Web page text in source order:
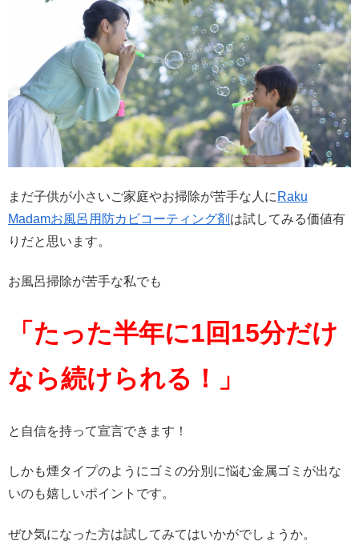
まだ子供が小さいご家庭やお掃除が苦手な人に Raku
Madamお風呂用防カビコーティング剤 は試してみる価値有
りだと思います。
お風呂掃除が苦手な私でも
「たった半年に1回15分だけ
なら続けられる！」
と自信を持って宣言できます！
しかも煙タイプのようにゴミの分別に悩む金属ゴミが出な
いのも嬉しいポイントです。
ぜひ気になった方は試してみてはいかがでしょうか。